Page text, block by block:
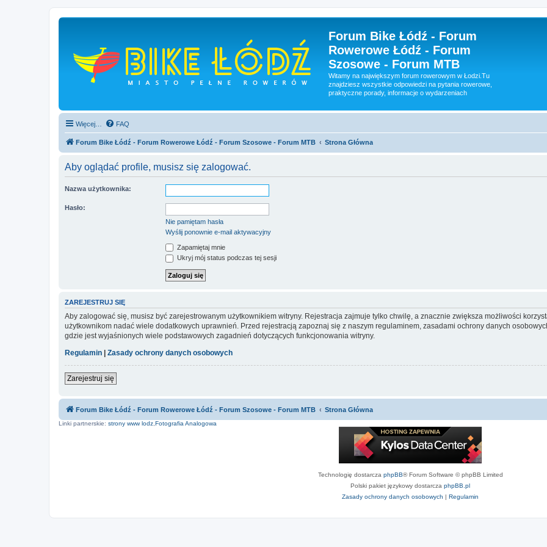
Forum Bike Łódź - Forum
Rowerowe Łódź - Forum
Szosowe - Forum MTB
Witamy na największym forum rowerowym w Łodzi.Tu
znajdziesz wszystkie odpowiedzi na pytania rowerowe,
praktyczne porady, informacje o wydarzeniach
Więcej… FAQ
Forum Bike Łódź - Forum Rowerowe Łódź - Forum Szosowe - Forum MTB Strona Główna
Aby oglądać profile, musisz się zalogować.
Nazwa użytkownika:
Hasło:
Nie pamiętam hasła
Wyślij ponownie e-mail aktywacyjny
Zapamiętaj mnie
Ukryj mój status podczas tej sesji
ZAREJESTRUJ SIĘ
Aby zalogować się, musisz być zarejestrowanym użytkownikiem witryny. Rejestracja zajmuje tylko chwilę, a znacznie zwiększa możliwości
użytkownikom nadać wiele dodatkowych uprawnień. Przed rejestracją zapoznaj się z naszym regulaminem, zasadami ochrony danych
gdzie jest wyjaśnionych wiele podstawowych zagadnień dotyczących funkcjonowania witryny.
Regulamin
Zasady ochrony danych osobowych
Zarejestruj się
Forum Bike Łódź - Forum Rowerowe Łódź - Forum Szosowe - Forum MTB Strona Główna
Linki partnerskie: strony www lodz,Fotografia Analogowa
Technologię dostarcza phpBB® Forum Software © phpBB Limited
Polski pakiet językowy dostarcza phpBB.pl
Zasady ochrony danych osobowych | Regulamin